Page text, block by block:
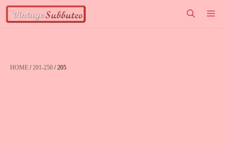
Vai
HOME /201-250 / 205